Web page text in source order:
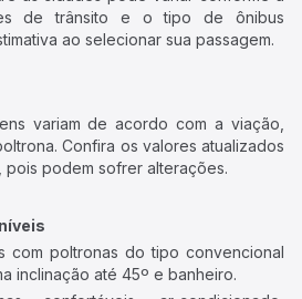
de trânsito e o tipo de ônibus
ao selecionar sua passagem.
variam de acordo com a viação,
Confira os valores atualizados
pois podem sofrer alterações.
com poltronas do tipo convencional
inclinação até 45º e banheiro.